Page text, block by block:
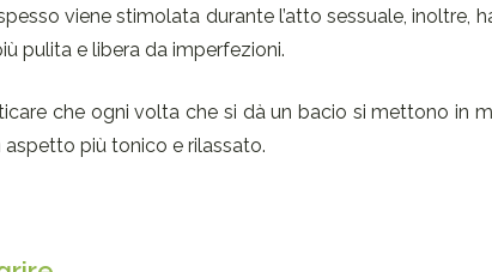
viene stimolata durante l’atto sessuale, inoltre,
pulita e libera da imperfezioni.
che ogni volta che si dà un bacio si mettono in
più tonico e rilassato.